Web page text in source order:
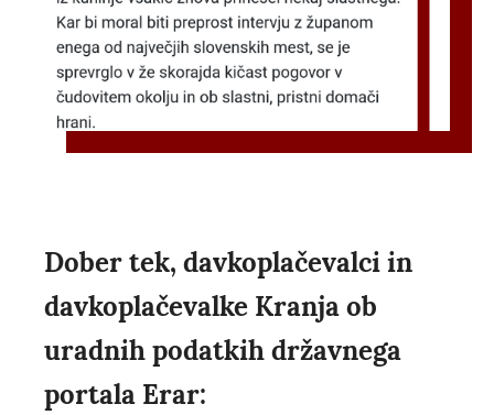
Dober tek, davkoplačevalci in
davkoplačevalke Kranja ob
uradnih podatkih državnega
portala Erar: